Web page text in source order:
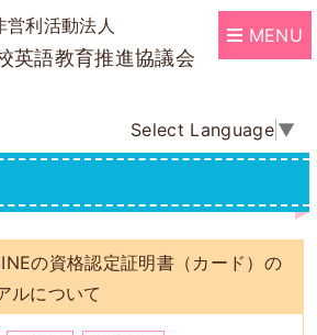
営利活動法人
英語教育推進協議会
Select Language ▼
MENU
の資格認定証明書（カード）の
ルについて